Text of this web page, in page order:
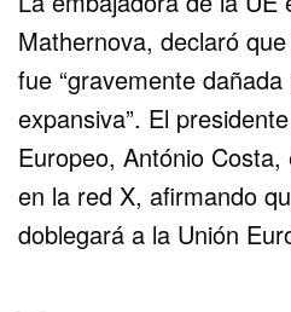
Mathernova, declaró
fue “gravemente
expansiva”. El
Europeo, António
en la red X, afirmando
doblegará a la Unión